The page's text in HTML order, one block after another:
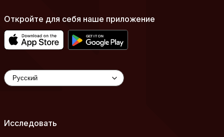
Откройте для себя наше приложение
Исследовать